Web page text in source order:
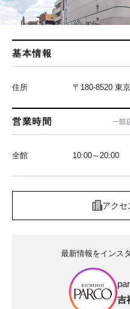
基本情報
住所 〒180-8520 東
営業時間 一部
全館 10:00～20:00
アクセ
最新情報をインス
吉